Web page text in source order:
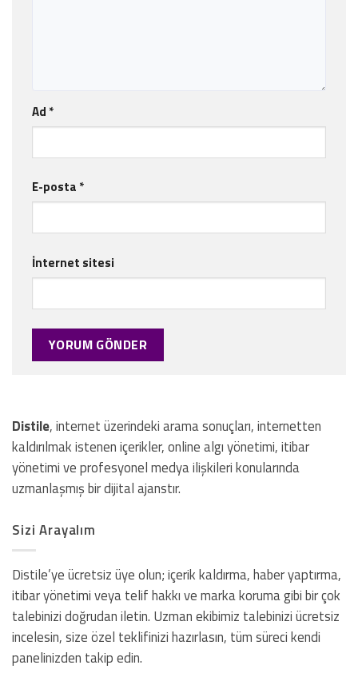
Ad *
E-posta *
İnternet sitesi
Distile, internet üzerindeki arama sonuçları, internetten
kaldırılmak istenen içerikler, online algı yönetimi, itibar
yönetimi ve profesyonel medya ilişkileri konularında
uzmanlaşmış bir dijital ajanstır.
Sizi Arayalım
Distile’ye ücretsiz üye olun; içerik kaldırma, haber yaptırma,
itibar yönetimi veya telif hakkı ve marka koruma gibi bir çok
talebinizi doğrudan iletin. Uzman ekibimiz talebinizi ücretsiz
incelesin, size özel teklifinizi hazırlasın, tüm süreci kendi
panelinizden takip edin.